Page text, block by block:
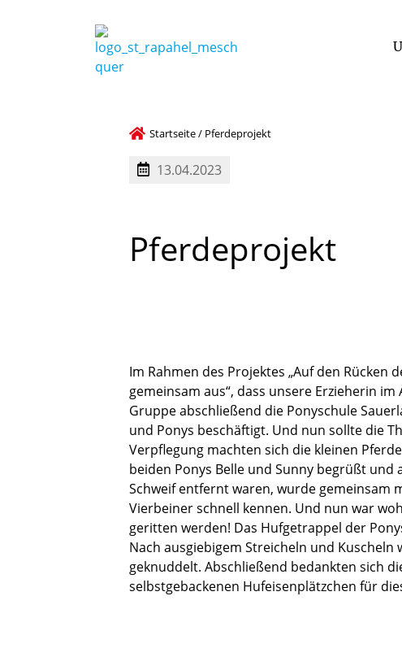
Startseite/ Pferdeprojekt
13.04.2023
Pferdeprojekt
Im Rahmen des Projektes „Auf den Rücken
gemeinsam aus“, dass unsere Erzieherin
Gruppe abschließend die Ponyschule
und Ponys beschäftigt. Und nun sollte die
Verpflegung machten sich die kleinen
beiden Ponys Belle und Sunny begrüßt
Schweif entfernt waren, wurde gemeinsam
Vierbeiner schnell kennen. Und nun war
geritten werden! Das Hufgetrappel der
Nach ausgiebigem Streicheln und
geknuddelt. Abschließend bedankten sich
selbstgebackenen Hufeisenplätzchen für